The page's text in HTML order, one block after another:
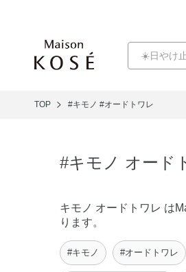
TOP #キモノ #オードトワレ
#キモノ オード
キモノ オードトワレ は
ります。
#キモノ #オードトワレ